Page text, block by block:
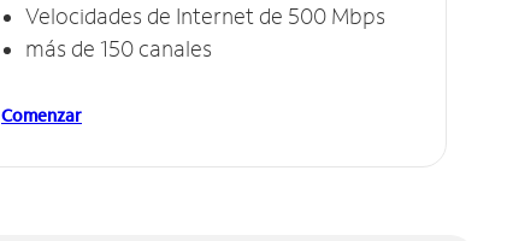
Velocidades de Internet de 500 Mbps
más de 150 canales
Comenzar